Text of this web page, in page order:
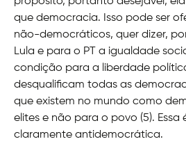
que democracia. Isso pode ser
não-democráticos, quer dizer,
Lula e para o PT a igualdade
condição para a liberdade
desqualificam todas as
que existem no mundo como
elites e não para o povo (5). Essa
claramente antidemocrática.